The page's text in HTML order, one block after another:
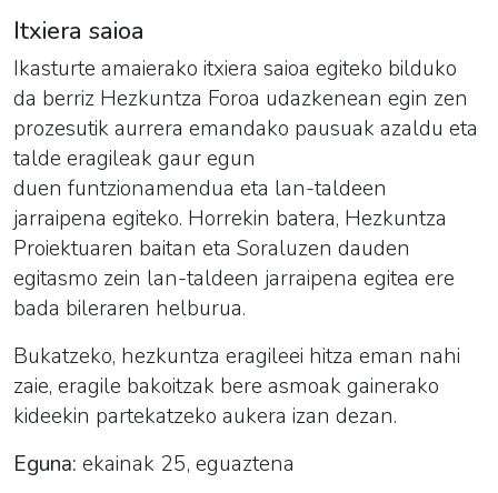
Itxiera saioa
Ikasturte amaierako itxiera saioa egiteko bilduko
da berriz Hezkuntza Foroa udazkenean egin zen
prozesutik aurrera emandako pausuak azaldu eta
talde eragileak gaur egun
duen funtzionamendua eta lan-taldeen
jarraipena egiteko. Horrekin batera, Hezkuntza
Proiektuaren baitan eta Soraluzen dauden
egitasmo zein lan-taldeen jarraipena egitea ere
bada bileraren helburua.
Bukatzeko, hezkuntza eragileei hitza eman nahi
zaie, eragile bakoitzak bere asmoak gainerako
kideekin partekatzeko aukera izan dezan.
Eguna: ekainak 25, eguaztena